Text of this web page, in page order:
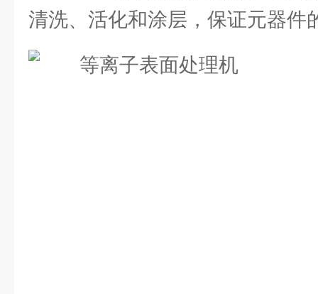
清洗、活化和涂层，保证元器件